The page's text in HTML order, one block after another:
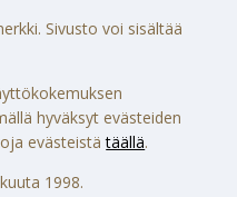
Sivusto voi sisältää
hyväksyt evästeiden
evästeistätäällä.
1998.